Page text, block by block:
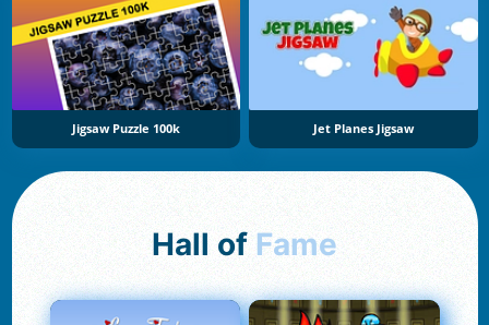
Jigsaw Puzzle 100k Jet Planes Jigsaw
Hall of Fame